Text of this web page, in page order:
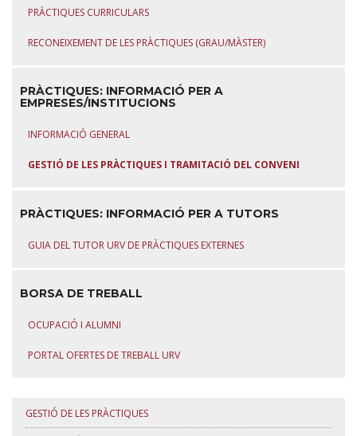
PRÀCTIQUES CURRICULARS
RECONEIXEMENT DE LES PRÀCTIQUES (GRAU/MÀSTER)
PRÀCTIQUES: INFORMACIÓ PER A
EMPRESES/INSTITUCIONS
INFORMACIÓ GENERAL
GESTIÓ DE LES PRÀCTIQUES I TRAMITACIÓ DEL CONVENI
PRÀCTIQUES: INFORMACIÓ PER A TUTORS
GUIA DEL TUTOR URV DE PRÀCTIQUES EXTERNES
BORSA DE TREBALL
OCUPACIÓ I ALUMNI
PORTAL OFERTES DE TREBALL URV
GESTIÓ DE LES PRÀCTIQUES